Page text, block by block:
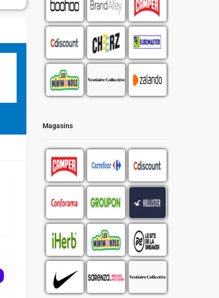
Magasins